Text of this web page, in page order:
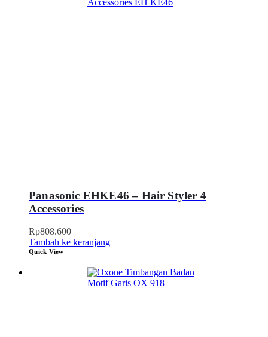
Panasonic EHKE46 – Hair Styler 4
Accessories
Rp808.600
Tambah ke keranjang
Quick View